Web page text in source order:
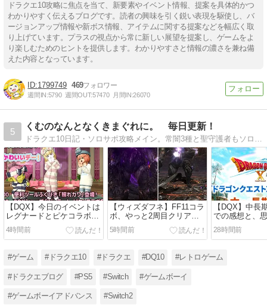
ドラクエ10攻略に焦点を当て、新要素やイベント情報、提案を具体的かつ
わかりやすく伝えるブログです。読者の興味を引く鋭い表現を駆使し、バ
ージョンアップ情報や新ボス情報、アイテムに関する提案などを幅広く取
り上げています。プラスの視点から常に新しい展望を提案し、ゲームをよ
り楽しむためのヒントを提供します。わかりやすさと情報の濃さを兼ね備
えた内容となっています。
1799749 469
週間IN:5790 週間OUT:57470 月間IN:26070
5
くむのなんとなくきまぐれに。 毎日更新！
【DQX】今日のイベントは
レグナードとピケコラボ、
他、鎌スパスタ育成日記
4時間前
【ウィズダフネ】FF11コラ
ボ、やっと2周目クリアし
たお話【第77話】
5時間前
【DQX】中長
での感想と、
【ドラクエ愛】
28時間前
#ゲーム #ドラクエ10 #ドラクエ #DQ10 #レトロゲーム
#ドラクエブログ #PS5 #Switch #ゲームボーイ
#ゲームボーイアドバンス #Switch2